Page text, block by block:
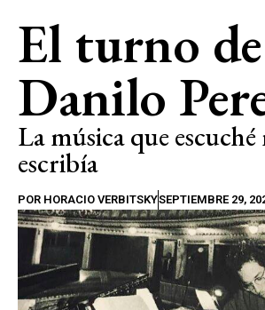
El turno de
Danilo
La música que
escribía
POR HORACIO VERBITSKYSEPTIEMBRE 29,